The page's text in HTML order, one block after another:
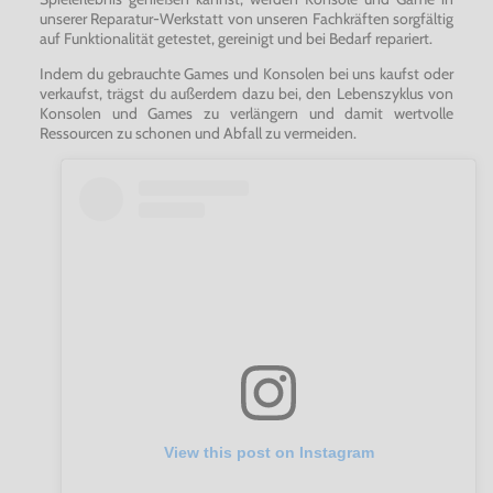
unserer Reparatur-Werkstatt von unseren Fachkräften sorgfältig
auf Funktionalität getestet, gereinigt und bei Bedarf repariert.
Indem du gebrauchte Games und Konsolen bei uns kaufst oder
verkaufst, trägst du außerdem dazu bei, den Lebenszyklus von
Konsolen und Games zu verlängern und damit wertvolle
Ressourcen zu schonen und Abfall zu vermeiden.
View this post on Instagram